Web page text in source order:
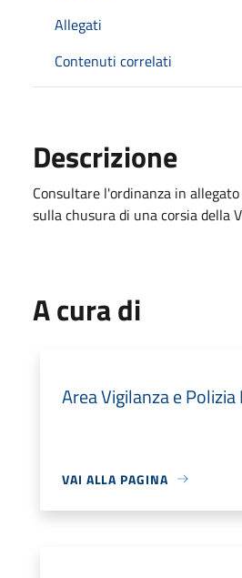
Allegati
Contenuti correlati
Descrizione
Consultare l'ordinanza in
sulla chusura di una corsia della
A cura di
Area Vigilanza e Polizia
VAI ALLA PAGINA